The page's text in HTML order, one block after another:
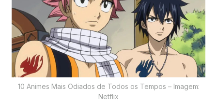
10 Animes Mais Odiados de Todos os Tempos – Imagem:
Netflix